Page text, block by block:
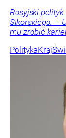
Rosyjski polityk
Sikorskiego. –
mu zrobić
PolitykaKraj